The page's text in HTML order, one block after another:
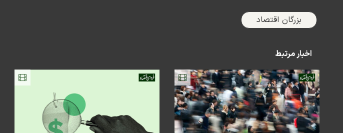
بزرگان اقتصاد
اخبار مرتبط